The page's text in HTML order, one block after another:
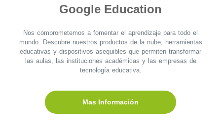
Google Education
Nos comprometemos a fomentar el aprendizaje para todo el
mundo. Descubre nuestros productos de la nube, herramientas
educativas y dispositivos asequibles que permiten transformar
las aulas, las instituciones académicas y las empresas de
tecnología educativa.
Mas Información